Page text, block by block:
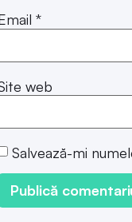
*
web
Salvează-mi